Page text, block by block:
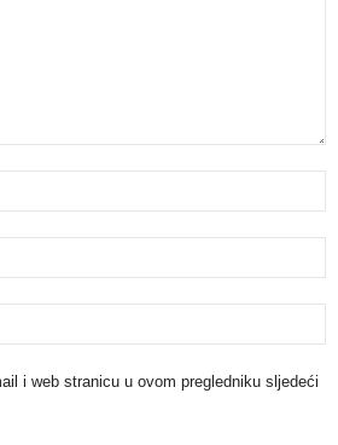
i web stranicu u ovom pregledniku sljedeći